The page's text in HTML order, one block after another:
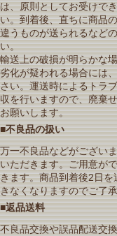
は、原則としてお受けで
い。到着後、直ちに商品
違うものが送られるなど
い。
輸送上の破損が明らかな
劣化が疑われる場合には
さい。運送時によるトラ
収を行いますので、廃棄
お願いします。
■不良品の扱い
万一不良品などがござい
いただきます。ご用意が
きます。商品到着後2日
きなくなりますのでご了
■返品送料
不良品交換や誤品配送交